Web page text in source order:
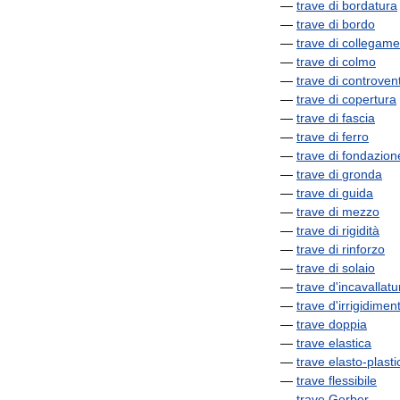
— trave di bordatura
— trave di bordo
— trave di
— trave di colmo
— trave di
— trave di copertura
— trave di fascia
— trave di ferro
— trave di
— trave di gronda
— trave di guida
— trave di mezzo
— trave di rigidità
— trave di rinforzo
— trave di solaio
— trave d'
— trave d'
— trave doppia
— trave elastica
— trave elasto-
— trave flessibile